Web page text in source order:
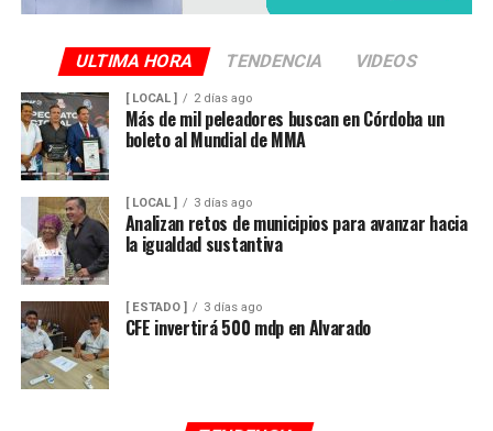
ULTIMA HORA TENDENCIA VIDEOS
[ LOCAL ] 2 días ago
Más de mil peleadores buscan en Córdoba un
boleto al Mundial de MMA
[ LOCAL ] 3 días ago
Analizan retos de municipios para avanzar hacia
la igualdad sustantiva
[ ESTADO ] 3 días ago
CFE invertirá 500 mdp en Alvarado